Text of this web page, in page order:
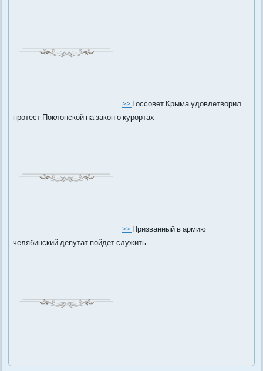
>>Госсовет Крыма удовлетворил
протест Поклонской на закон о курортах
>>Призванный в армию
челябинский депутат пойдет служить